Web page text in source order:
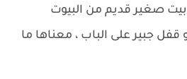
بيت صغير قديم من البيوت
قفل جبير على الباب ، معناها ما